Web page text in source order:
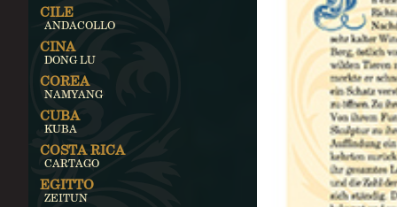
CILE
ANDACOLLO
CINA
DONG LU
COREA
NAMYANG
CUBA
KUBA
COSTA RICA
CARTAGO
EGITTO
ZEITUN